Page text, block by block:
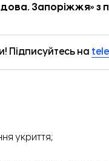
Запоріжжя» з
Підписуйтесь на
укриття;